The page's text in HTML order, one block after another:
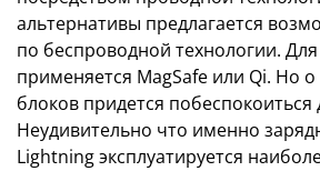
альтернативы предлагается
по беспроводной технологии. Для
применяется MagSafe или Qi. Но о
блоков придется
Неудивительно что именно
Lightning эксплуатируется